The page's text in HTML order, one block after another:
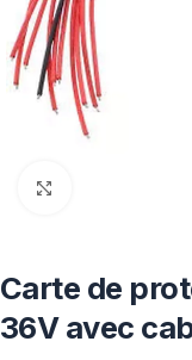
Carte de
36V avec